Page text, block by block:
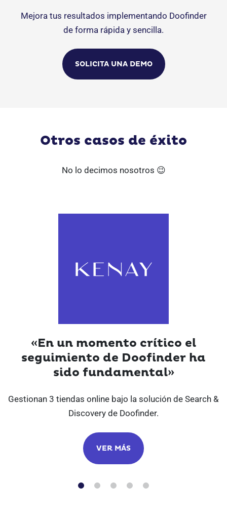
Mejora tus resultados implementando Doofinder
de forma rápida y sencilla.
SOLICITA UNA DEMO
Otros casos de éxito
No lo decimos nosotros 😉
«En un momento crítico el
seguimiento de Doofinder ha
sido fundamental»
Gestionan 3 tiendas online bajo la solución de Search &
Discovery de Doofinder.
VER MÁS